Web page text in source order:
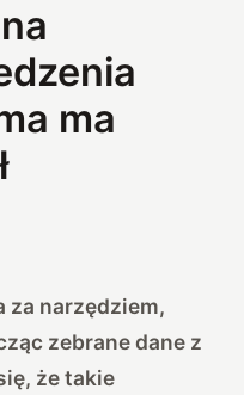
ma
za narzędziem,
zebrane dane z
że takie